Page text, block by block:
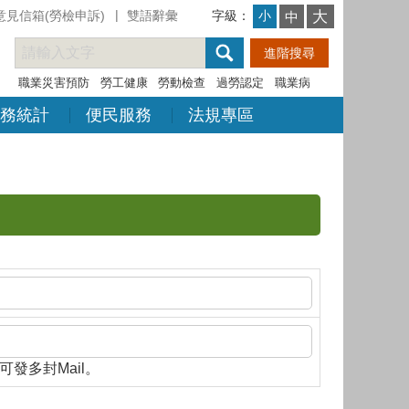
見信箱(勞檢申訴) 雙語辭彙 字級： 小 中 大
職業災害預防 勞工健康 勞動檢查 過勞認定 職業病
統計 便民服務 法規專區
發多封Mail。